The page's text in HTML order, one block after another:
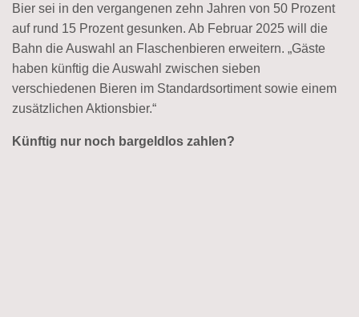
Bier sei in den vergangenen zehn Jahren von 50 Prozent
auf rund 15 Prozent gesunken. Ab Februar 2025 will die
Bahn die Auswahl an Flaschenbieren erweitern. „Gäste
haben künftig die Auswahl zwischen sieben
verschiedenen Bieren im Standardsortiment sowie einem
zusätzlichen Aktionsbier.“
Künftig nur noch bargeldlos zahlen?